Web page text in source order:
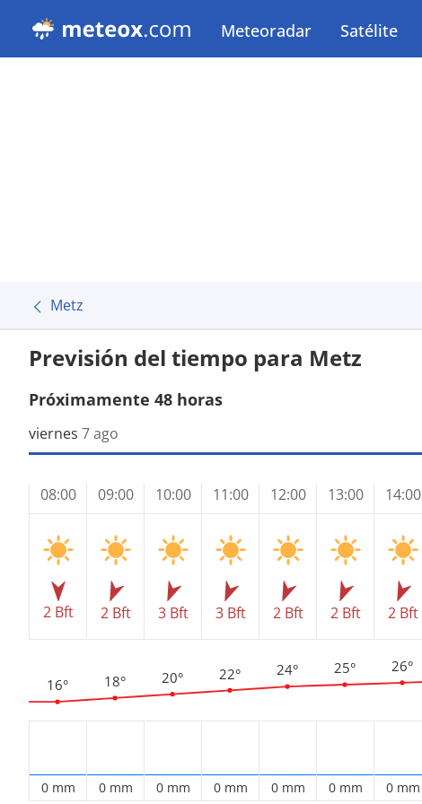
Meteoradar Satélite
Metz
Previsión del tiempo para Metz
Próximamente 48 horas
viernes 7 ago
08:00
2 Bft
16°
0 mm
09:00
2 Bft
18°
0 mm
10:00
3 Bft
20°
0 mm
11:00
3 Bft
22°
0 mm
12:00
2 Bft
24°
0 mm
13:00
2 Bft
25°
0 mm
14:00
2 Bft
26°
0 mm